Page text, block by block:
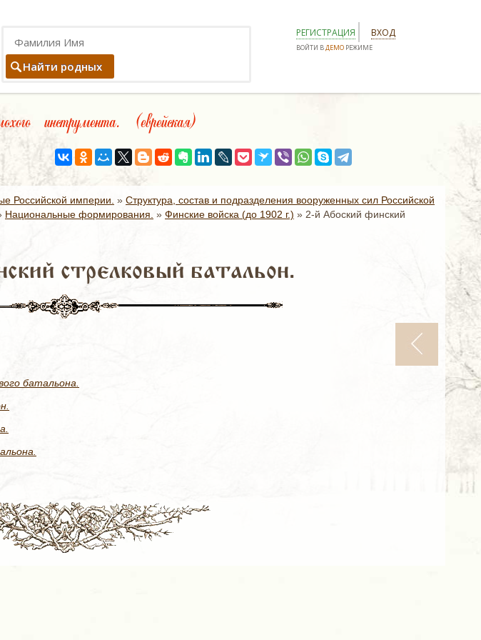
Найти родных
РЕГИСТРАЦИЯ ВХОД
ВОЙТИ ВДЕМО РЕЖИМЕ
инструмента. (еврейская)
Российской империи. » Структура, состав и подразделения вооруженных сил Российской
Национальные формирования. » Финские войска (до 1902 г.) » 2-й Абоский финский
стрелковый батальон.
батальона.